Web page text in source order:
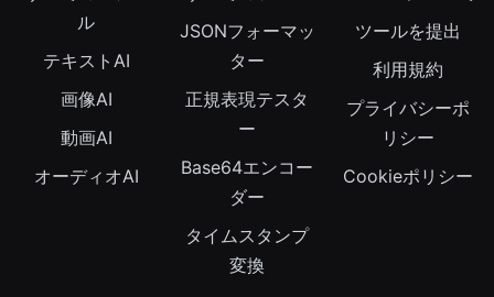
ル
テキストAI
画像AI
動画AI
オーディオAI
JSONフォーマッ
ター
正規表現テスタ
ー
Base64エンコー
ダー
タイムスタンプ
変換
ツールを提出
利用規約
プライバシーポ
リシー
Cookieポリシー